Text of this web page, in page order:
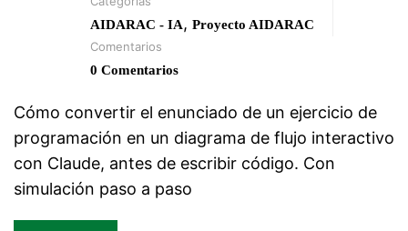
AIDARAC - IA, Proyecto AIDARAC
Comentarios
0 Comentarios
Cómo convertir el enunciado de un ejercicio de
programación en un diagrama de flujo interactivo
con Claude, antes de escribir código. Con
simulación paso a paso